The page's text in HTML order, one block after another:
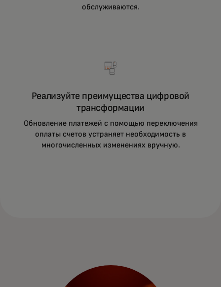
обслуживаются.
Реализуйте преимущества цифровой
трансформации
Обновление платежей с помощью переключения
оплаты счетов устраняет необходимость в
многочисленных изменениях вручную.